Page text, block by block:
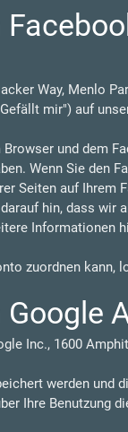
Way, Menlo
mir") auf
und dem
Wenn Sie den
Seiten auf Ihrem
hin, dass wir
Informationen
zuordnen kann,
Inc., 1600
werden und
Ihre Benutzung